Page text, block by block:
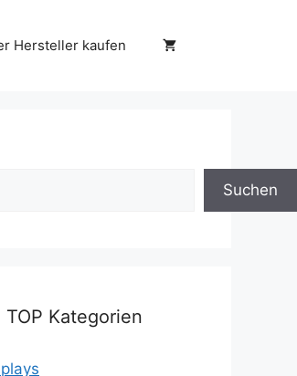
Hersteller kaufen
Suchen
TOP Kategorien